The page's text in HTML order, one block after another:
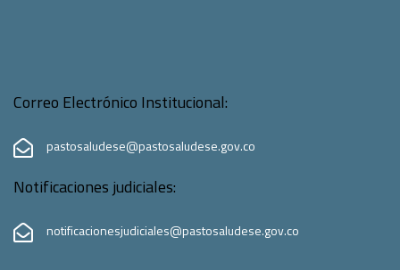
Correo Electrónico Institucional:
pastosaludese@pastosaludese.gov.co
Notificaciones judiciales:
notificacionesjudiciales@pastosaludese.gov.co